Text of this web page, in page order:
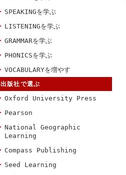
SPEAKINGを学ぶ
LISTENINGを学ぶ
GRAMMARを学ぶ
PHONICSを学ぶ
VOCABULARYを増やす
出版社で選ぶ
Oxford University Press
Pearson
National Geographic
Learning
Compass Publishing
Seed Learning